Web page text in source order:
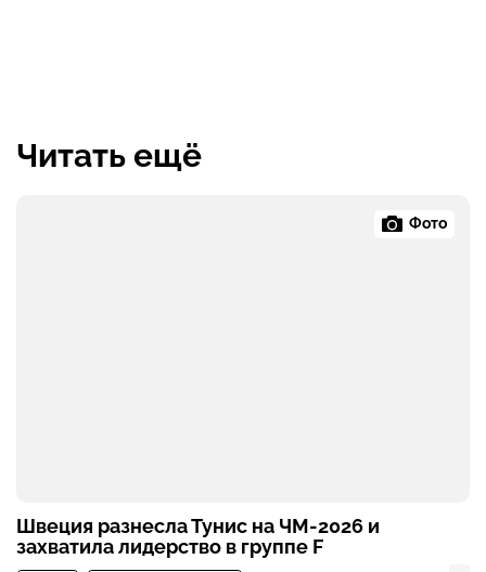
Читать ещё
Фото
Швеция разнесла Тунис на ЧМ-2026 и
захватила лидерство в группе F